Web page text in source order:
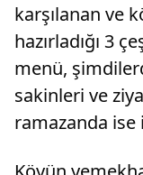
karşılanan ve
hazırladığı 3
menü,
sakinleri ve
ramazanda